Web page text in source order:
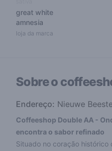
great white
amnesia
loja da marca
Sobre o
Endereço: Nieuwe
Coffeeshop Double AA -
encontra o sabor refinado
Situado no coração histórico